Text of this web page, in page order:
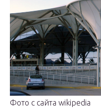
Фото с сайта wikipedia